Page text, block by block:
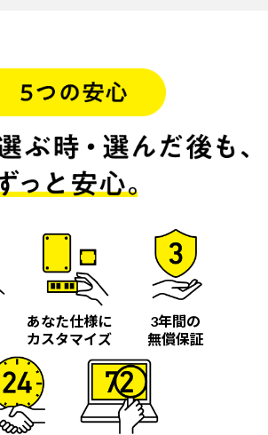
あなた仕様に
カスタマイズ
3年間の
無償保証